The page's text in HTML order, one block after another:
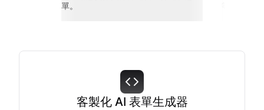
單。
客製化 AI 表單生成器